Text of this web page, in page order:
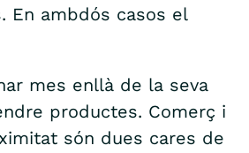
En ambdós casos el
mes enllà de la seva
productes. Comerç i
són dues cares de